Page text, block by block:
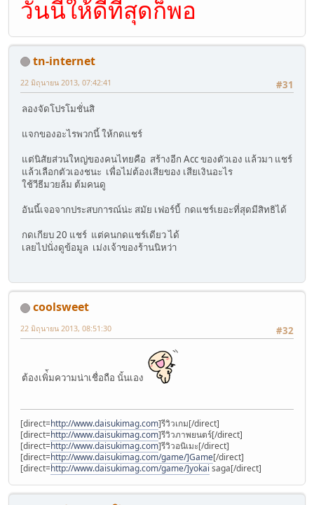
วันนี้ให้ดีที่สุดก็พอ
tn-internet
#31
22 มิถุนายน 2013, 07:42:41
ลองจัดโปรโมชั่นสิ
แจกของอะไรพวกนี้ ให้กดแชร์
แต่นิสัยส่วนใหญ่ของคนไทยคือ สร้างอีก Acc ของตัวเอง แล้วมา แชร์
แล้วเลือกตัวเองชนะ เพื่อไม่ต้องเสียของ เสียเงินอะไร
ใช้วีธีมวยล้ม ต้มคนดู
อันนี้เจอจากประสบการณ์น่ะ สมัย เฟอร์บี้ กดแชร์เยอะที่สุดมีสิทธิได้
กดเกียบ 20 แชร์ แต่คนกดแชร์เดียว ได้
เลยไปนั่งดูข้อมูล เม่งเจ้าของร้านนิหว่า
coolsweet
#32
22 มิถุนายน 2013, 08:51:30
ต้องเพิ่้มความน่าเชื่อถือ นั้นเอง
[direct=http://www.daisukimag.com]รีวิวเกม[/direct]
[direct=http://www.daisukimag.com]รีวิวภาพยนตร์[/direct]
[direct=http://www.daisukimag.com]รีวิวอนิเมะ[/direct]
[direct=http://www.daisukimag.com/game/]Game[/direct]
[direct=http://www.daisukimag.com/game/]yokai saga[/direct]